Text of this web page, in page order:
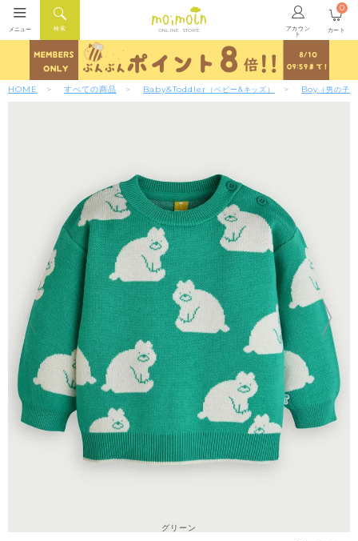
ONLINE STORE アカウン
ト
検索
メニュー カート
0
HOME すべての商品 Baby&Toddler （ベビー&キッズ） Boy （男の子）
グリーン